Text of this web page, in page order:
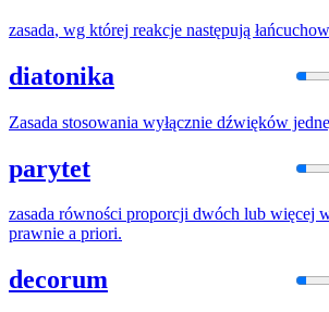
zasada, wg której reakcje następują
diatonika
Zasada stosowania wyłącznie dźwięków
parytet
zasada równości proporcji dwóch lub więcej
prawnie a priori.
decorum